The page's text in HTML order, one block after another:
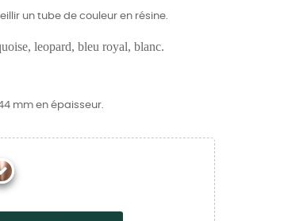
un tube de couleur en résine.
leopard, bleu royal, blanc.
mm en épaisseur.